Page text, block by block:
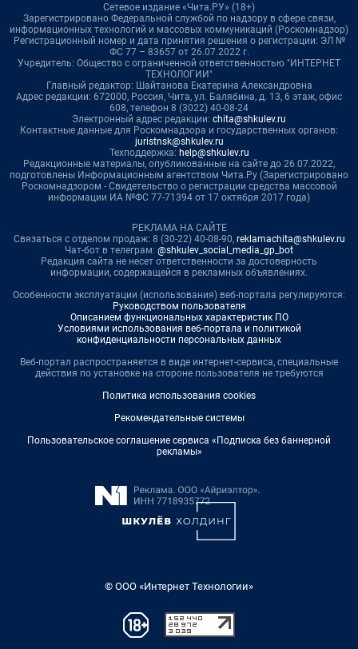
Сетевое издание «Чита.РУ» (18+)
Зарегистрировано Федеральной службой по надзору в сфере связи,
информационных технологий и массовых коммуникаций (Роскомнадзор)
Регистрационный номер и дата принятия решения о регистрации: ЭЛ №
ФС 77 – 83657 от 26.07.2022 г.
Учредитель: Общество с ограниченной ответственностью "ИНТЕРНЕТ
ТЕХНОЛОГИИ"
Главный редактор: Шайтанова Екатерина Александровна
Адрес редакции: 672000, Россия, Чита, ул. Балябина, д. 13, 6 этаж, офис
608, телефон 8 (3022) 40-08-24
Электронный адрес редакции: chita@shkulev.ru
Контактные данные для Роскомнадзора и государственных органов:
juristnsk@shkulev.ru
Техподдержка: help@shkulev.ru
Редакционные материалы, опубликованные на сайте до 26.07.2022,
подготовлены Информационным агентством Чита.Ру (Зарегистрировано
Роскомнадзором - Свидетельство о регистрации средства массовой
информации ИА №ФС 77-71394 от 17 октября 2017 года)
РЕКЛАМА НА САЙТЕ
Связаться с отделом продаж: 8 (30-22) 40-08-90, reklamachita@shkulev.ru
Чат-бот в телеграм: @shkulev_social_media_gp_bot
Редакция сайта не несет ответственности за достоверность
информации, содержащейся в рекламных объявлениях.
Особенности эксплуатации (использования) веб-портала регулируются:
Руководством пользователя
Описанием функциональных характеристик ПО
Условиями использования веб-портала и политикой
конфиденциальности персональных данных
Веб-портал распространяется в виде интернет-сервиса, специальные
действия по установке на стороне пользователя не требуются
Политика использования cookies
Рекомендательные системы
Пользовательское соглашение сервиса «Подписка без баннерной
рекламы»
© ООО «Интернет Технологии»